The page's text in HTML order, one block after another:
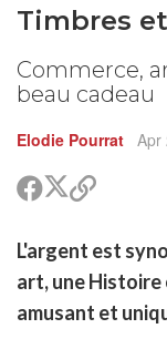
Timbres
Commerce,
beau cadeau
Elodie Pourrat Apr
PartagerPartager
sur
Copier
pour
partager
L'argent est
art, une
amusant et